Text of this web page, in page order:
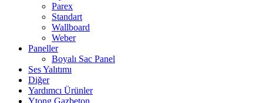
Parex
Standart
Wallboard
Weber
Paneller
Boyalı Sac Panel
Ses Yalıtımı
Diğer
Yardımcı Ürünler